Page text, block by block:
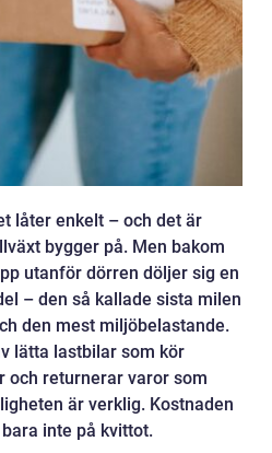
låter enkelt – och det är
bygger på. Men bakom
utanför dörren döljer sig en
– den så kallade sista milen
den mest miljöbelastande.
lätta lastbilar som kör
och returnerar varor som
är verklig. Kostnaden
inte på kvittot.